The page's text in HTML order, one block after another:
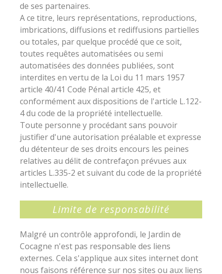
de ses partenaires.
A ce titre, leurs représentations, reproductions,
imbrications, diffusions et rediffusions partielles
ou totales, par quelque procédé que ce soit,
toutes requêtes automatisées ou semi
automatisées des données publiées, sont
interdites en vertu de la Loi du 11 mars 1957
article 40/41 Code Pénal article 425, et
conformément aux dispositions de l'article L.122-
4 du code de la propriété intellectuelle.
Toute personne y procédant sans pouvoir
justifier d'une autorisation préalable et expresse
du détenteur de ses droits encours les peines
relatives au délit de contrefaçon prévues aux
articles L.335-2 et suivant du code de la propriété
intellectuelle.
Limite de responsabilité
Malgré un contrôle approfondi, le Jardin de
Cocagne n'est pas responsable des liens
externes. Cela s'applique aux sites internet dont
nous faisons référence sur nos sites ou aux liens